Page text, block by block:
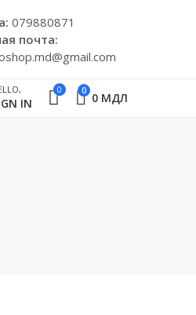
079880871
почта:
IN
0 0 0 МДЛ